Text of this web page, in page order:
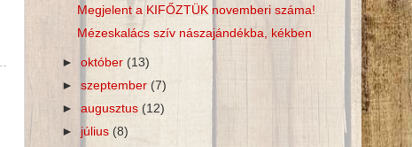
Megjelent a KIFŐZTÜK novemberi száma!
Mézeskalács szív nászajándékba, kékben
►október (13)
►szeptember (7)
►augusztus(12)
► július (8)